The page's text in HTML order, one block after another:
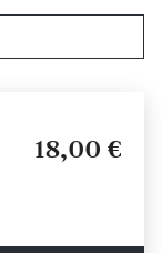
18,00 €